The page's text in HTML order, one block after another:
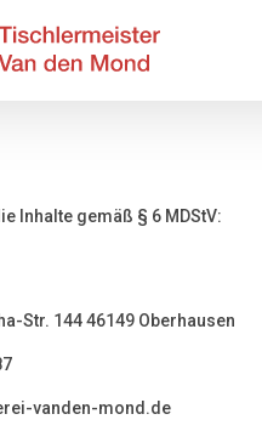
Inhalte gemäß § 6 MDStV:
Str. 144 46149 Oberhausen
vanden-mond.de